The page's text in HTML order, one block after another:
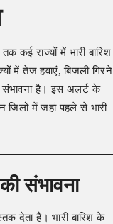
कई राज्यों में भारी बारिश
में तेज हवाएं, बिजली गिरने
है। इस अलर्ट के
में जहां पहले से भारी
संभावना
देता है। भारी बारिश के